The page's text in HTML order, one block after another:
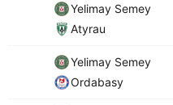
Yelimay Semey
Atyrau
Yelimay Semey
Ordabasy